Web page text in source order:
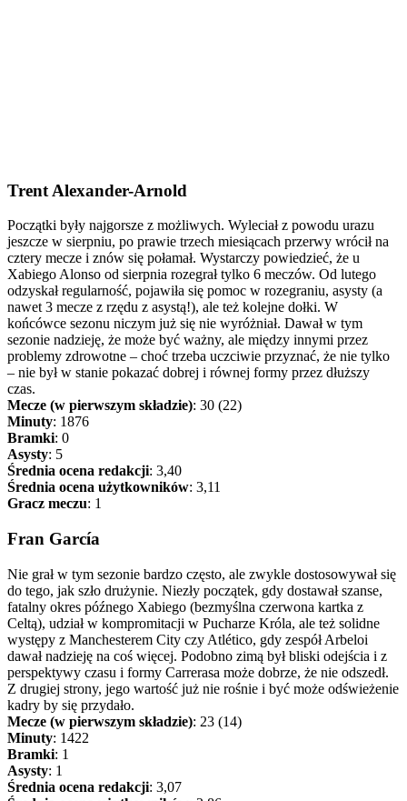
Trent Alexander-Arnold
Początki były najgorsze z możliwych. Wyleciał z powodu urazu
jeszcze w sierpniu, po prawie trzech miesiącach przerwy wrócił na
cztery mecze i znów się połamał. Wystarczy powiedzieć, że u
Xabiego Alonso od sierpnia rozegrał tylko 6 meczów. Od lutego
odzyskał regularność, pojawiła się pomoc w rozegraniu, asysty (a
nawet 3 mecze z rzędu z asystą!), ale też kolejne dołki. W
końcówce sezonu niczym już się nie wyróżniał. Dawał w tym
sezonie nadzieję, że może być ważny, ale między innymi przez
problemy zdrowotne – choć trzeba uczciwie przyznać, że nie tylko
– nie był w stanie pokazać dobrej i równej formy przez dłuższy
czas.
Mecze (w pierwszym składzie): 30 (22)
Minuty: 1876
Bramki: 0
Asysty: 5
Średnia ocena redakcji: 3,40
Średnia ocena użytkowników: 3,11
Gracz meczu: 1
Fran García
Nie grał w tym sezonie bardzo często, ale zwykle dostosowywał się
do tego, jak szło drużynie. Niezły początek, gdy dostawał szanse,
fatalny okres późnego Xabiego (bezmyślna czerwona kartka z
Celtą), udział w kompromitacji w Pucharze Króla, ale też solidne
występy z Manchesterem City czy Atlético, gdy zespół Arbeloi
dawał nadzieję na coś więcej. Podobno zimą był bliski odejścia i z
perspektywy czasu i formy Carrerasa może dobrze, że nie odszedł.
Z drugiej strony, jego wartość już nie rośnie i być może odświeżenie
kadry by się przydało.
Mecze (w pierwszym składzie): 23 (14)
Minuty: 1422
Bramki: 1
Asysty: 1
Średnia ocena redakcji: 3,07